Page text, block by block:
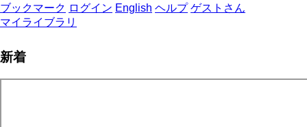
ブックマーク ログイン English ヘルプ ゲストさん
マイライブラリ
新着